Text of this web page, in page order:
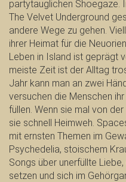
partytauglichen Shoegaze.
The Velvet Underground
andere Wege zu gehen.
ihrer Heimat für die
Leben in Island ist geprägt
meiste Zeit ist der Alltag
Jahr kann man an zwei
versuchen die Menschen
füllen. Wenn sie mal von
sie schnell Heimweh.
mit ernsten Themen im
Psychedelia, stoischem
Songs über unerfüllte
setzen und sich im